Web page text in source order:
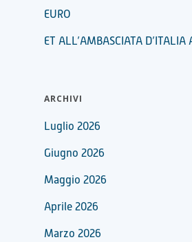
EURO
ET ALL’AMBASCIATA D’ITALIA
ARCHIVI
Luglio 2026
Giugno 2026
Maggio 2026
Aprile 2026
Marzo 2026